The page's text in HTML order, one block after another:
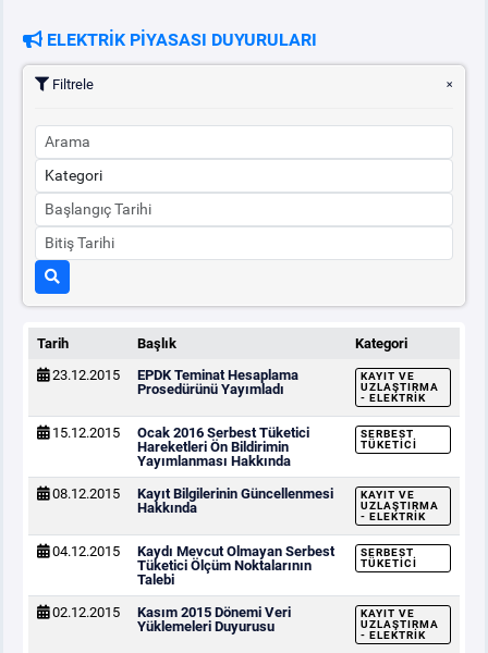
ELEKTRİK PİYASASI DUYURULARI
Filtrele
Tarih Başlık
Kategori
23.12.2015
EPDK Teminat Hesaplama
Prosedürünü Yayımladı
KAYIT VE
UZLAŞTIRMA
- ELEKTRIK
15.12.2015
Ocak 2016 Serbest Tüketici
Hareketleri Ön Bildirimin
Yayımlanması Hakkında
SERBEST
TÜKETICI
08.12.2015
Kayıt Bilgilerinin Güncellenmesi
Hakkında
KAYIT VE
UZLAŞTIRMA
- ELEKTRIK
04.12.2015
Kaydı Mevcut Olmayan Serbest
Tüketici Ölçüm Noktalarının
Talebi
SERBEST
TÜKETICI
02.12.2015
Kasım 2015 Dönemi Veri
Yüklemeleri Duyurusu
KAYIT VE
UZLAŞTIRMA
- ELEKTRIK